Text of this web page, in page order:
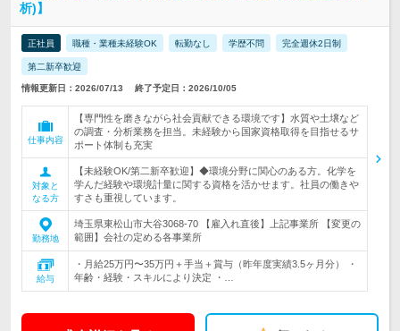
析)】
正社員 職種・業種未経験OK 転勤なし 学歴不問 完全週休2日制
第二新卒歓迎
情報更新日：2026/07/13 終了予定日：2026/10/05
仕事内容
【専門性を磨きながら社会貢献できる環境です】水質や土壌など
の調査・分析業務を担当。未経験から国家資格取得を目指せるサ
ポート体制も充実
対象と
なる方
【未経験OK/第二新卒歓迎】◆環境分野に関心のある方。化学を
学んだ経験や環境計量に関する資格を活かせます。社員の働きや
すさも重視しています。
勤務地
埼玉県東松山市大谷3068-70 【雇入れ直後】上記事業所 【変更の
範囲】会社の定める各事業所
給与
・月給25万円〜35万円＋手当＋賞与（昨年度実績3.5ヶ月分） ・
年齢・経験・スキルにより決定 ・…